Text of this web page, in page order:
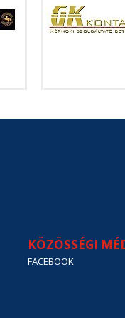
KÖZÖSSÉGI
FACEBOOK